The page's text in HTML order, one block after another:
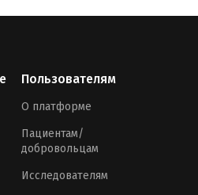
Пользователям
О платформе
Пациентам/
добровольцам
Исследователям